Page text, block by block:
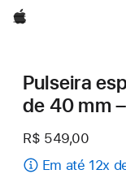
Apple
Pulseira
de 40 mm
R$ 549,00
Em até 12x